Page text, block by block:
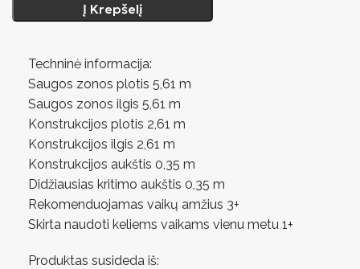
Į Krepšelį
Techninė informacija:
Saugos zonos plotis 5,61 m
Saugos zonos ilgis 5,61 m
Konstrukcijos plotis 2,61 m
Konstrukcijos ilgis 2,61 m
Konstrukcijos aukštis 0,35 m
Didžiausias kritimo aukštis 0,35 m
Rekomenduojamas vaikų amžius 3+
Skirta naudoti keliems vaikams vienu metu 1+
Produktas susideda iš: